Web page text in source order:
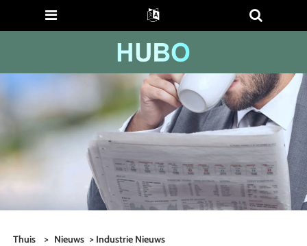
Thuis > Nieuws > Industrie Nieuws